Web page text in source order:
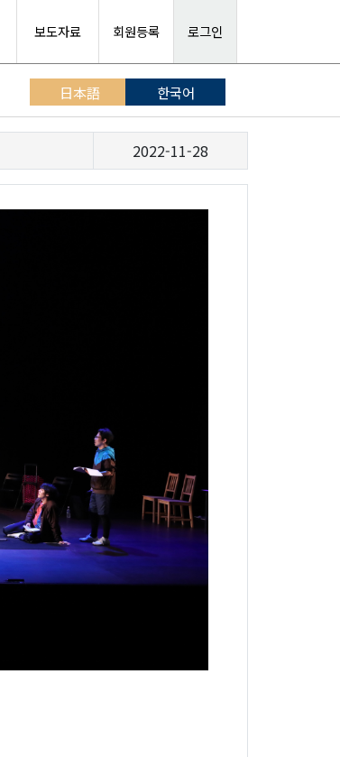
보도자료 회원등록 로그인
日本語 한국어
2022-11-28